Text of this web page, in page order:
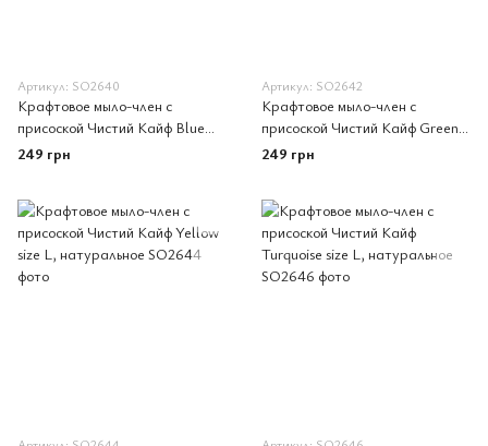
Артикул: SO2640
Крафтовое мыло-член с
присоской Чистий Кайф Blue
size L, натуральное
249 грн
Артикул: SO2642
Крафтовое мыло-член с
присоской Чистий Кайф Green
size L, натуральное
249 грн